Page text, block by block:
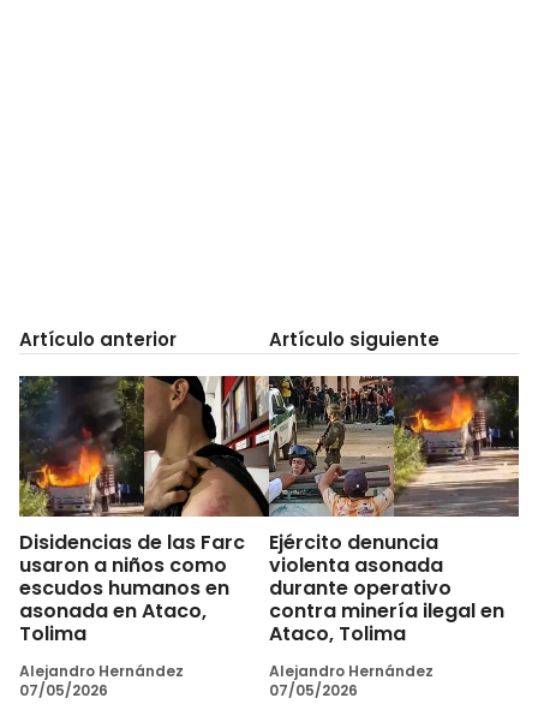
Artículo anterior
Disidencias de las Farc
usaron a niños como
escudos humanos en
asonada en Ataco,
Tolima
Alejandro Hernández
07/05/2026
Artículo siguiente
Ejército denuncia
violenta asonada
durante operativo
contra minería ilegal en
Ataco, Tolima
Alejandro Hernández
07/05/2026